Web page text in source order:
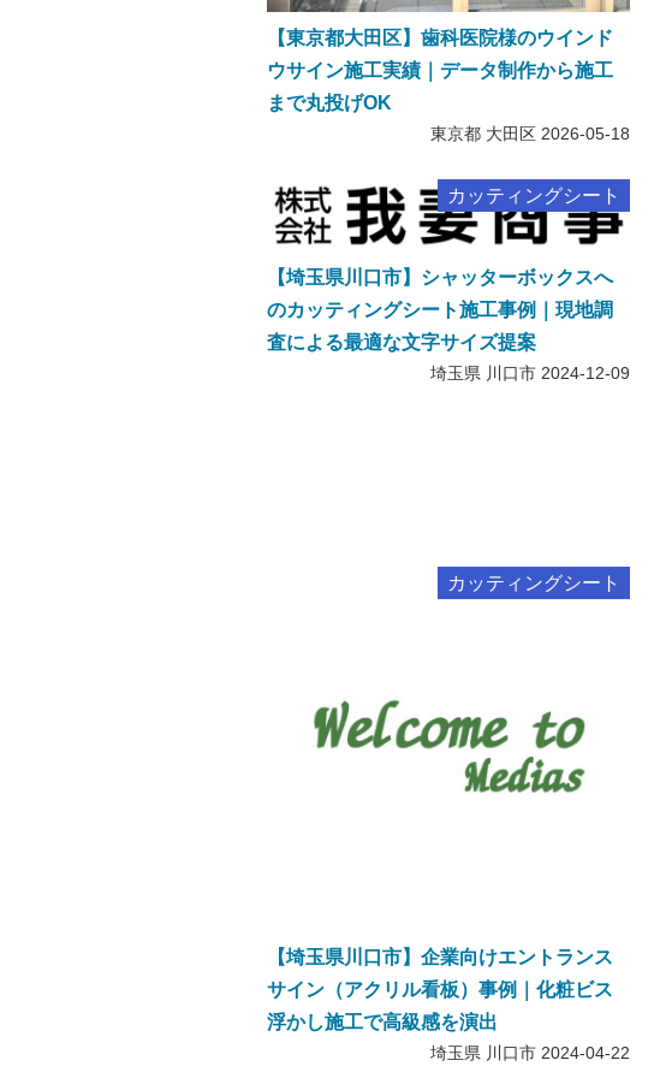
【東京都大田区】歯科医院様のウインド
ウサイン施工実績｜データ制作から施工
まで丸投げOK
東京都 大田区 2026-05-18
カッティングシート
【埼玉県川口市】シャッターボックスへ
のカッティングシート施工事例｜現地調
査による最適な文字サイズ提案
埼玉県 川口市 2024-12-09
カッティングシート
【埼玉県川口市】企業向けエントランス
サイン（アクリル看板）事例｜化粧ビス
浮かし施工で高級感を演出
埼玉県 川口市 2024-04-22